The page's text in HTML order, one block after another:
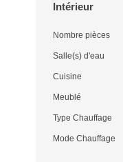
Intérieur
Nombre pièces
Salle(s) d'eau
Cuisine
Meublé
Type Chauffage
Mode Chauffage